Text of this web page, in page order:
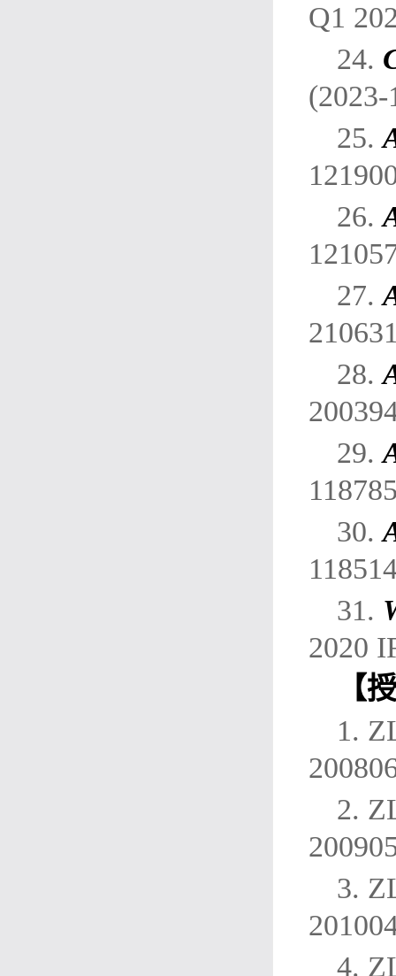
Q1
24.
25.
26.
27.
28.
29.
30.
31.
2020
【
1.
2.
3.
4.